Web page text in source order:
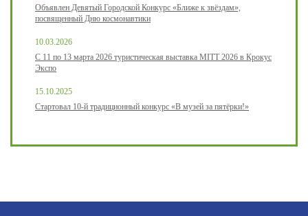
Объявлен Девятый Городской Конкурс «Ближе к звёздам»,
посвященный Дню космонавтики
10.03.2026
С 11 по 13 марта 2026 туристическая выставка MITT 2026 в Крокус
Экспо
15.10.2025
Стартовал 10-й традиционный конкурс «В музей за пятёрки!»